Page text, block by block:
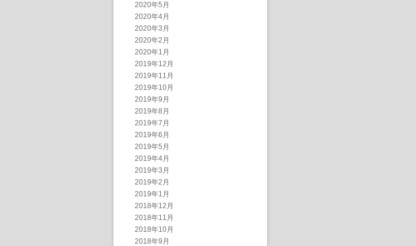
2020年5月
2020年4月
2020年3月
2020年2月
2020年1月
2019年12月
2019年11月
2019年10月
2019年9月
2019年8月
2019年7月
2019年6月
2019年5月
2019年4月
2019年3月
2019年2月
2019年1月
2018年12月
2018年11月
2018年10月
2018年9月